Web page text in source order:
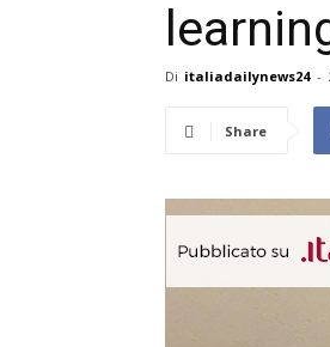
Di italiadailynews24 -
Share